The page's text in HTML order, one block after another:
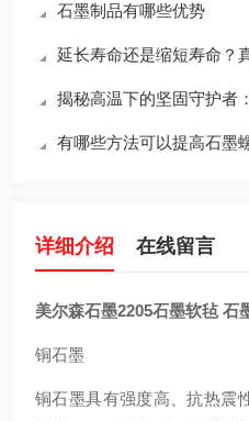
石墨制品有哪些优势
延长寿命还是缩短寿命？真
揭秘高温下的坚固守护者：
有哪些方法可以提高石墨
详细介绍 在线留言
美尔森石墨2205石墨软毡 石
铜石墨
铜石墨具有强度高、抗热震